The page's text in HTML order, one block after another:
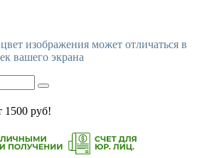
изображения может отличаться в
вашего экрана
1500 руб!